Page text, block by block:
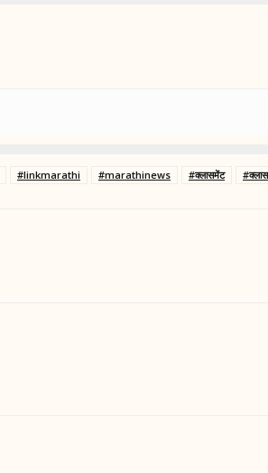
#linkmarathi #marathinews #क्लासमेंट